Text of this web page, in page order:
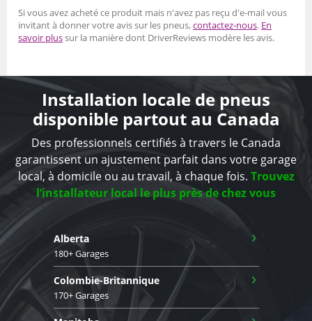
Si vous avez acheté ce produit mais n'avez pas reçu d'e-mail vous
invitant à donner votre avis sur les pneus,contactez-nous. En
savoir plussur la manière dont DriverReviews modère les avis.
Installation locale de pneus
disponible partout au Canada
Des professionnels certifiés à travers le Canada
garantissent un ajustement parfait dans votre garage
local, à domicile ou au travail, à chaque fois. Trouvez
l’installateur local le plus près de chez vous
Alberta
180+ Garages
›
Colombie-Britannique
170+ Garages
›